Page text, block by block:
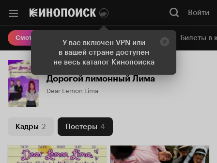
У вас включен VPN или
в вашей стране доступен
не весь каталог Кинопоиска
Войти
Смотреть кино Онлайн-кинотеатр Билеты в
Дорогой лимонный Лима
Dear Lemon Lima
Кадры 2 Постеры 4